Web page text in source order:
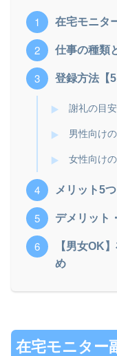
在宅モニタ
仕事の種類
登録方法【5
謝礼の目
男性向け
女性向け
メリット5つ
デメリット
【男女OK
め
在宅モニター